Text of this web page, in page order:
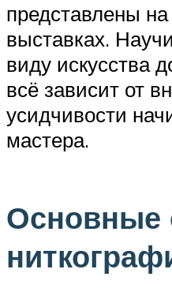
представлены
выставках.
виду искусства
всё зависит от
усидчивости
мастера.
Основные